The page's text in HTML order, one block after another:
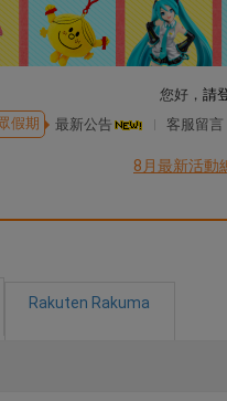
您好， 請
假期 最新公告 客服留言
8月最新活動
Rakuten Rakuma